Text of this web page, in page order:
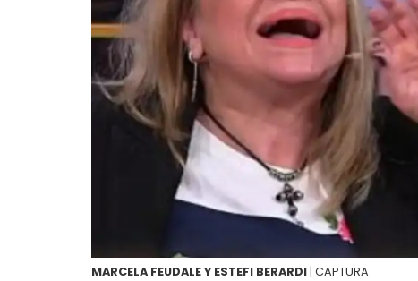
MARCELA FEUDALE Y ESTEFI BERARDI | CAPTURA